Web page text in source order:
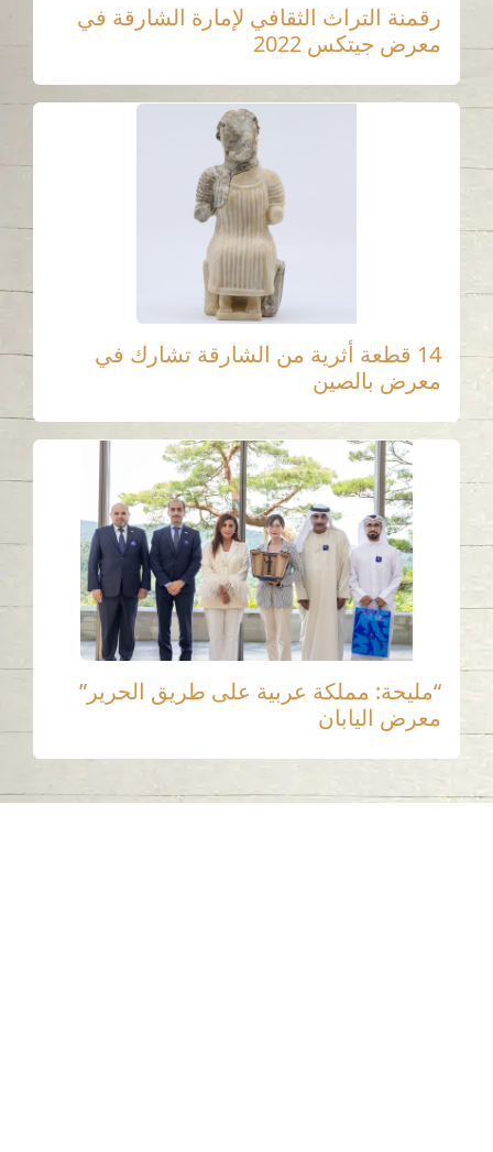
رقمنة التراث الثقافي لإمارة الشارقة في
معرض جيتكس 2022
14 قطعة أثرية من الشارقة تشارك في
معرض بالصين
“مليحة: مملكة عربية على طريق الحرير”
معرض اليابان